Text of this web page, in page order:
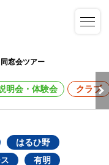
同窓会ツアー
明会・体験会 クラブ
はるひ野
有明